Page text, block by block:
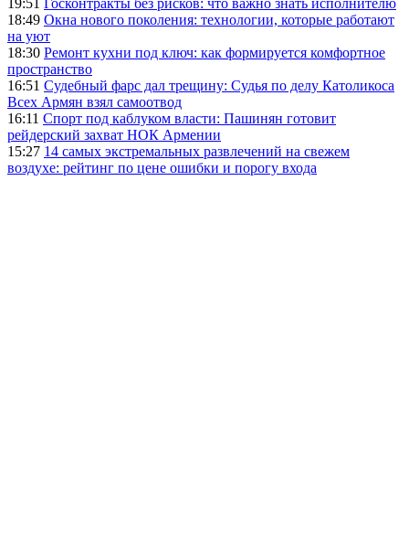
18:49 Окна нового поколения: технологии, которые работают
на уют
18:30 Ремонт кухни под ключ: как формируется комфортное
пространство
16:51 Судебный фарс дал трещину: Судья по делу Католикоса
Всех Армян взял самоотвод
16:11 Спорт под каблуком власти: Пашинян готовит
рейдерский захват НОК Армении
15:27 14 самых экстремальных развлечений на свежем
воздухе: рейтинг по цене ошибки и порогу входа